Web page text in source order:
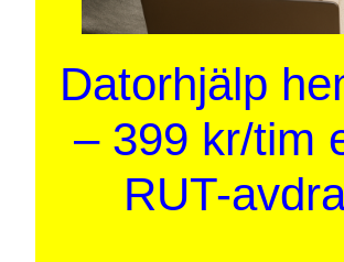
Datorhjälp
– 399 kr/tim
RUT-